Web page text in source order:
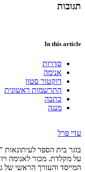
תגובות
In this article
סדרות
אנימה
דוקטור סטון
התרשמות ראשונית
כתבה
מנגה
עדי פרל
בוגר בית הספר
על מקלדת. מכור לאנימה
המייסד והעורך הראשי של